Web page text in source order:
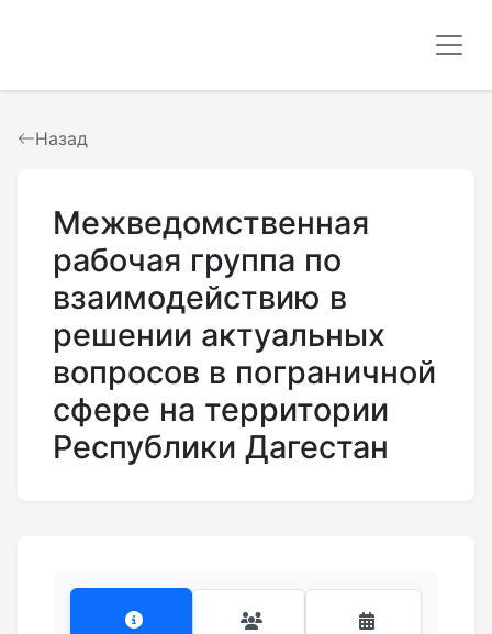
Назад
Межведомственная
рабочая группа по
взаимодействию в
решении актуальных
вопросов в пограничной
сфере на территории
Республики Дагестан